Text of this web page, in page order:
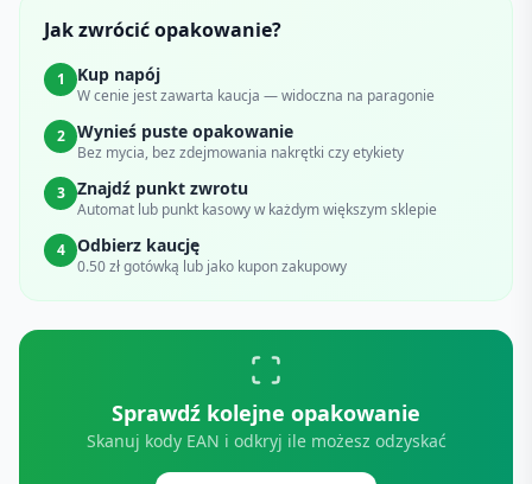
Jak zwrócić opakowanie?
1 Kup napój
W cenie jest zawarta kaucja — widoczna na paragonie
2
Wynieś puste opakowanie
Bez mycia, bez zdejmowania nakrętki czy etykiety
3
Znajdź punkt zwrotu
Automat lub punkt kasowy w każdym większym sklepie
4
Odbierz kaucję
0.50 zł gotówką lub jako kupon zakupowy
Sprawdź kolejne opakowanie
Skanuj kody EAN i odkryj ile możesz odzyskać